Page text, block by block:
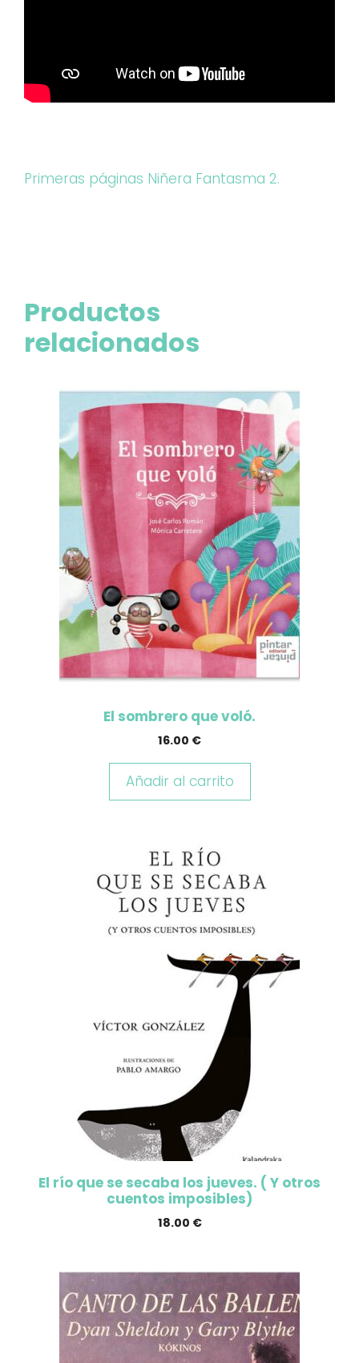
Primeras páginas Niñera Fantasma 2.
Productos
relacionados
El sombrero que voló.
16.00 €
Añadir al carrito
El río que se secaba los jueves. ( Y otros
cuentos imposibles)
18.00 €